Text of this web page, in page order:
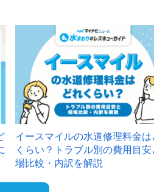
イースマイルの水道修理料金は
くらい？トラブル別の費用目安
場比較・内訳を解説